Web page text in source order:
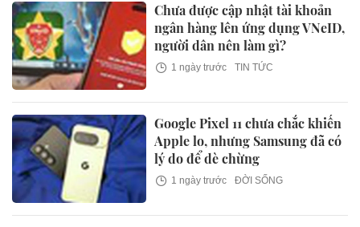
Chưa được cập nhật tài khoản
ngân hàng lên ứng dụng VNeID,
người dân nên làm gì?
1 ngày trước TIN TỨC
Google Pixel 11 chưa chắc khiến
Apple lo, nhưng Samsung đã có
lý do để dè chừng
1 ngày trước ĐỜI SỐNG